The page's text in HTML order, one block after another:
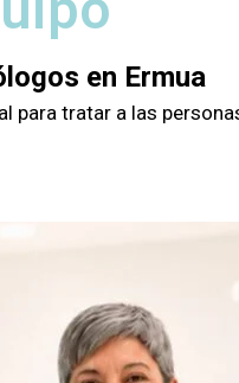
en Ermua
para tratar a las